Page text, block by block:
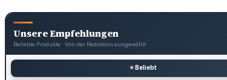
Unsere Empfehlungen
Beliebte Produkte · Von der Redaktion ausgewählt
⭐ Beliebt